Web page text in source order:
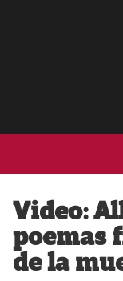
Video:
poemas
de la